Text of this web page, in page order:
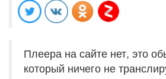
Плеера на сайте нет, это
который ничего не